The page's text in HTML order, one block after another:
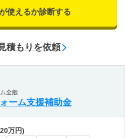
使えるか診断する
積もりを依頼
全般
ーム支援補助金
万円)